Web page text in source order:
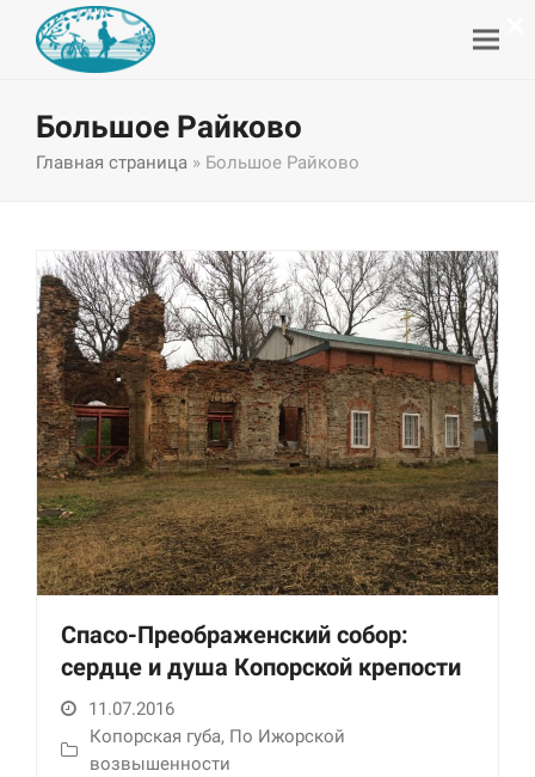
Большое Райково
Главная страница » Большое Райково
Спасо-Преображенский собор:
сердце и душа Копорской крепости
11.07.2016
Копорская губа, По Ижорской
возвышенности